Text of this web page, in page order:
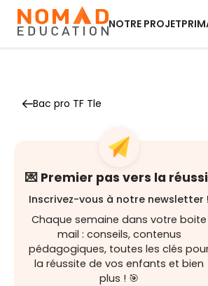
NOTRE PROJET
Bac pro TF Tle
💌 Premier pas vers la
Inscrivez-vous à notre newsletter !
Chaque semaine dans votre boite
mail : conseils, contenus
pédagogiques, toutes les clés
la réussite de vos enfants et bien
plus ! 🎯